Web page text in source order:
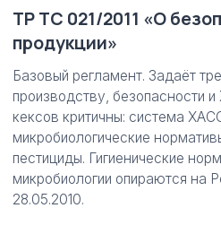
ТР ТС 021/2011 «О
продукции»
Базовый регламент. Задаёт
производству, безопасности
кексов критичны: система
микробиологические
пестициды. Гигиенические
микробиологии опираются
28.05.2010.